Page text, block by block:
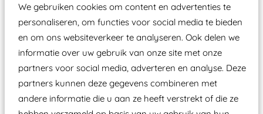
We gebruiken cookies om content en advertenties te
personaliseren, om functies voor social media te bieden
en om ons websiteverkeer te analyseren. Ook delen we
informatie over uw gebruik van onze site met onze
partners voor social media, adverteren en analyse. Deze
partners kunnen deze gegevens combineren met
andere informatie die u aan ze heeft verstrekt of die ze
Wist je dat:
Vanaf een valhoogte van 1,5 meter een speciale
valondergrond onder speeltoestellen verplicht is
zoals kunstgras, rubber tegels of boomschors?
Elk speeltoestel in de openbare ruimte voorzien
moet zijn van een typekeuring, -plaatje en